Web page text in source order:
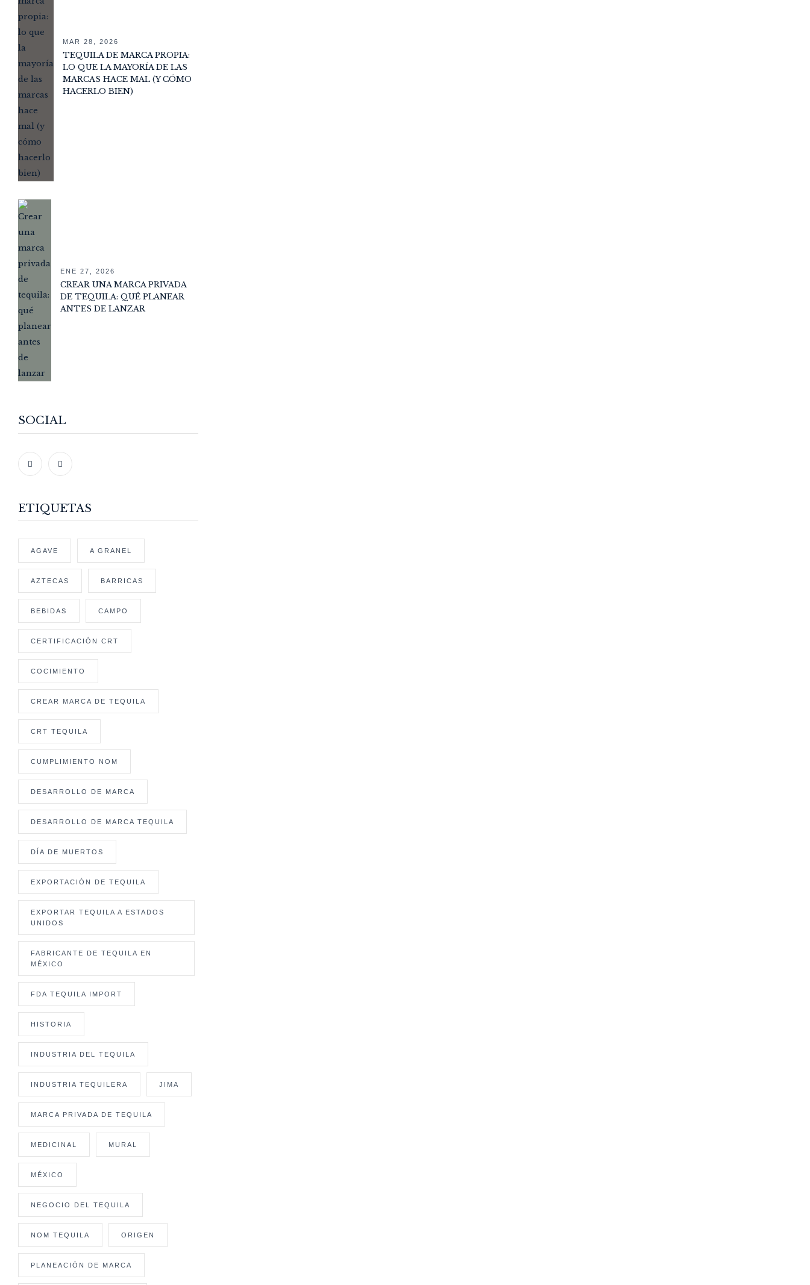
MAR 28, 2026
TEQUILA DE MARCA PROPIA:
LO QUE LA MAYORÍA DE LAS
MARCAS HACE MAL (Y CÓMO
HACERLO BIEN)
ENE 27, 2026
CREAR UNA MARCA PRIVADA
DE TEQUILA: QUÉ PLANEAR
ANTES DE LANZAR
SOCIAL
ETIQUETAS
AGAVE A GRANEL
AZTECAS BARRICAS
BEBIDAS CAMPO
CERTIFICACIÓN CRT
COCIMIENTO
CREAR MARCA DE TEQUILA
CRT TEQUILA
CUMPLIMIENTO NOM
DESARROLLO DE MARCA
DESARROLLO DE MARCA TEQUILA
DÍA DE MUERTOS
EXPORTACIÓN DE TEQUILA
EXPORTAR TEQUILA A ESTADOS
UNIDOS
FABRICANTE DE TEQUILA EN
MÉXICO
FDA TEQUILA IMPORT
HISTORIA
INDUSTRIA DEL TEQUILA
INDUSTRIA TEQUILERA JIMA
MARCA PRIVADA DE TEQUILA
MEDICINAL MURAL
MÉXICO
NEGOCIO DEL TEQUILA
NOM TEQUILA ORIGEN
PLANEACIÓN DE MARCA